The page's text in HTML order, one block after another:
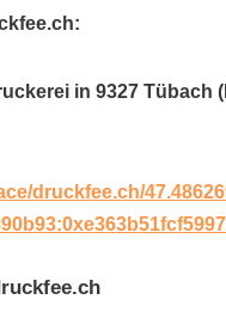
in 9327 Tübach
druckfee.ch/